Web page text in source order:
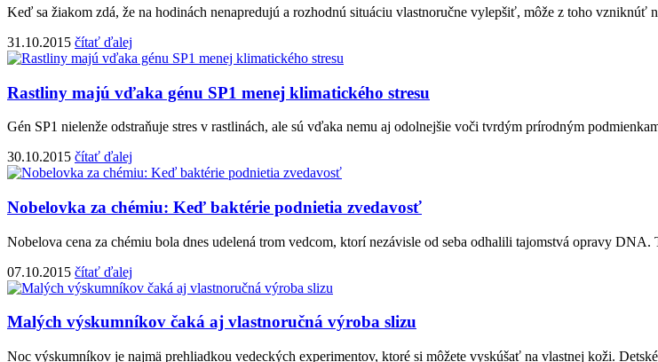
Keď sa žiakom zdá, že na hodinách nenapredujú a rozhodnú situáciu vlastnoručne vylepšiť, môže z toho vzniknúť
31.10.2015 čítať ďalej
Rastliny majú vďaka génu SP1 menej klimatického stresu
Gén SP1 nielenže odstraňuje stres v rastlinách, ale sú vďaka nemu aj odolnejšie voči tvrdým prírodným
30.10.2015 čítať ďalej
Nobelovka za chémiu: Keď baktérie podnietia zvedavosť
Nobelova cena za chémiu bola dnes udelená trom vedcom, ktorí nezávisle od seba odhalili tajomstvá opravy
07.10.2015 čítať ďalej
Malých výskumníkov čaká aj vlastnoručná výroba slizu
Noc výskumníkov je najmä prehliadkou vedeckých experimentov, ktoré si môžete vyskúšať na vlastnej koži.